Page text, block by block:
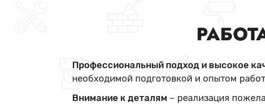
Профессиональный подход и высокое
необходимой подготовкой и опытом
Внимание к деталям – реализация